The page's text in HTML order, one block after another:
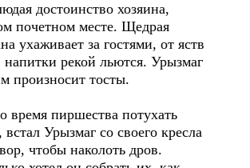
достоинство хозяина,
почетном месте. Щедрая
ухаживает за гостями, от яств
напитки рекой льются. Урызмаг
произносит тосты.
время пиршества потухать
встал Урызмаг со своего кресла
чтобы наколоть дров.